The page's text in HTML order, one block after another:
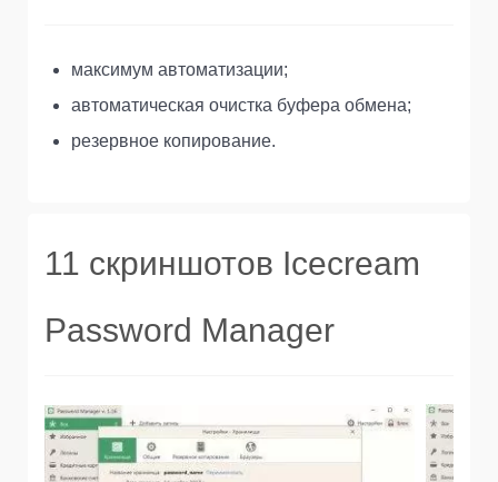
максимум автоматизации;
автоматическая очистка буфера обмена;
резервное копирование.
11 скриншотов Icecream
Password Manager